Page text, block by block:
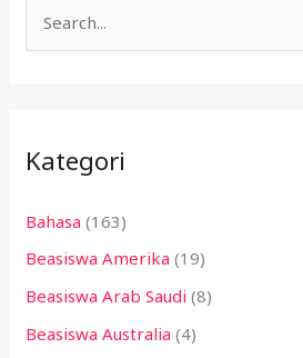
u
t
u
k
:
Kategori
Bahasa (163)
Beasiswa Amerika (19)
Beasiswa Arab Saudi (8)
Beasiswa Australia (4)